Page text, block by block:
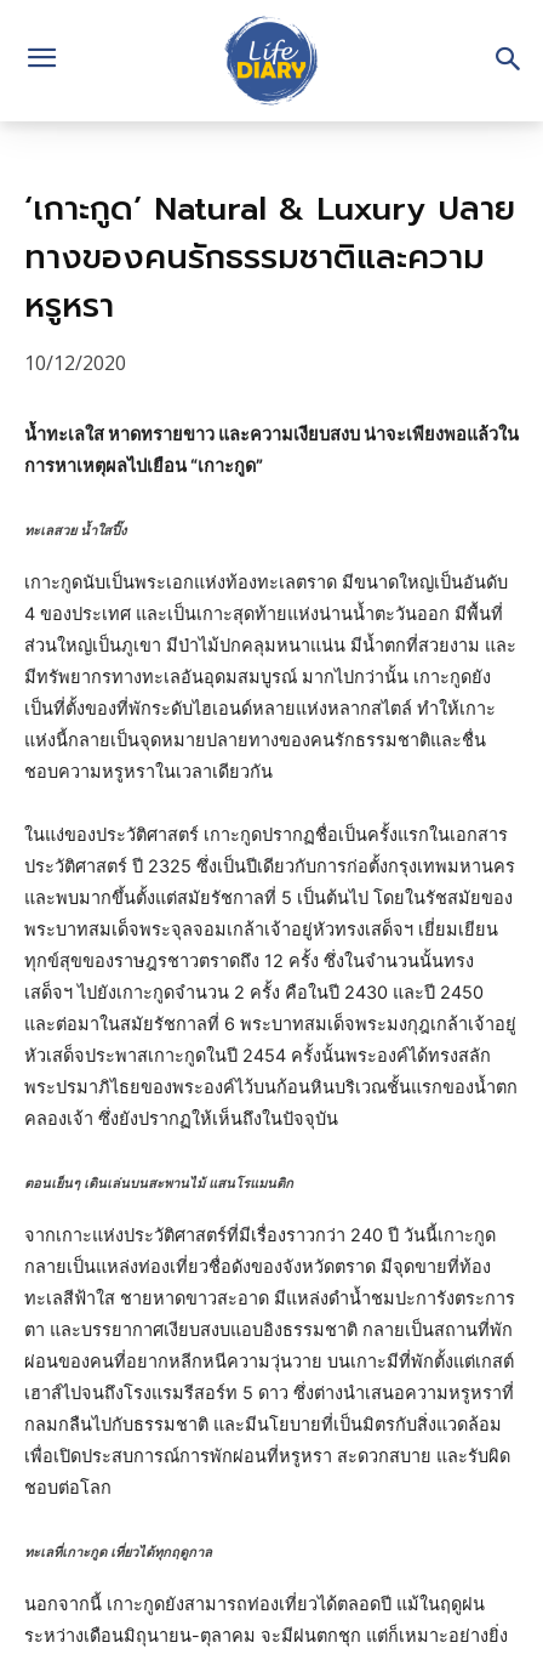
‘เกาะกูด’ Natural & Luxury ปลาย
ทางของคนรักธรรมชาติและความ
หรูหรา
10/12/2020
น้ำทะเลใส หาดทรายขาว และความเงียบสงบ น่าจะเพียงพอแล้วใน
การหาเหตุผลไปเยือน “เกาะกูด”
ทะเลสวย น้ำใสปิ๊ง
เกาะกูดนับเป็นพระเอกแห่งท้องทะเลตราด มีขนาดใหญ่เป็นอันดับ
4 ของประเทศ และเป็นเกาะสุดท้ายแห่งน่านน้ำตะวันออก มีพื้นที่
ส่วนใหญ่เป็นภูเขา มีป่าไม้ปกคลุมหนาแน่น มีน้ำตกที่สวยงาม และ
มีทรัพยากรทางทะเลอันอุดมสมบูรณ์ มากไปกว่านั้น เกาะกูดยัง
เป็นที่ตั้งของที่พักระดับไฮเอนด์หลายแห่งหลากสไตล์ ทำให้เกาะ
แห่งนี้กลายเป็นจุดหมายปลายทางของคนรักธรรมชาติและชื่น
ชอบความหรูหราในเวลาเดียวกัน
ในแง่ของประวัติศาสตร์ เกาะกูดปรากฏชื่อเป็นครั้งแรกในเอกสาร
ประวัติศาสตร์ ปี 2325 ซึ่งเป็นปีเดียวกับการก่อตั้งกรุงเทพมหานคร
และพบมากขึ้นตั้งแต่สมัยรัชกาลที่ 5 เป็นต้นไป โดยในรัชสมัยของ
พระบาทสมเด็จพระจุลจอมเกล้าเจ้าอยู่หัวทรงเสด็จฯ เยี่ยมเยียน
ทุกข์สุขของราษฎรชาวตราดถึง 12 ครั้ง ซึ่งในจำนวนนั้นทรง
เสด็จฯ ไปยังเกาะกูดจำนวน 2 ครั้ง คือในปี 2430 และปี 2450
และต่อมาในสมัยรัชกาลที่ 6 พระบาทสมเด็จพระมงกุฎเกล้าเจ้าอยู่
หัวเสด็จประพาสเกาะกูดในปี 2454 ครั้งนั้นพระองค์ได้ทรงสลัก
พระปรมาภิไธยของพระองค์ไว้บนก้อนหินบริเวณชั้นแรกของน้ำตก
คลองเจ้า ซึ่งยังปรากฏให้เห็นถึงในปัจจุบัน
ตอนเย็นๆ เดินเล่นบนสะพานไม้ แสนโรแมนติก
จากเกาะแห่งประวัติศาสตร์ที่มีเรื่องราวกว่า 240 ปี วันนี้เกาะกูด
กลายเป็นแหล่งท่องเที่ยวชื่อดังของจังหวัดตราด มีจุดขายที่ท้อง
ทะเลสีฟ้าใส ชายหาดขาวสะอาด มีแหล่งดำน้ำชมปะการังตระการ
ตา และบรรยากาศเงียบสงบแอบอิงธรรมชาติ กลายเป็นสถานที่พัก
ผ่อนของคนที่อยากหลีกหนีความวุ่นวาย บนเกาะมีที่พักตั้งแต่เกสต์
เฮาส์ไปจนถึงโรงแรมรีสอร์ท 5 ดาว ซึ่งต่างนำเสนอความหรูหราที่
กลมกลืนไปกับธรรมชาติ และมีนโยบายที่เป็นมิตรกับสิ่งแวดล้อม
เพื่อเปิดประสบการณ์การพักผ่อนที่หรูหรา สะดวกสบาย และรับผิด
ชอบต่อโลก
ทะเลที่เกาะกูด เที่ยวได้ทุกฤดูกาล
นอกจากนี้ เกาะกูดยังสามารถท่องเที่ยวได้ตลอดปี แม้ในฤดูฝน
ระหว่างเดือนมิถุนายน-ตุลาคม จะมีฝนตกชุก แต่ก็เหมาะอย่างยิ่ง